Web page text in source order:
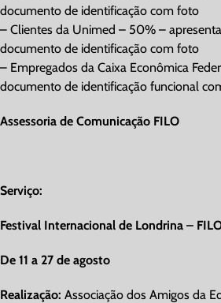
documento de identificação com foto
– Clientes da Unimed – 50% –
documento de identificação com foto
– Empregados da Caixa Econômica
documento de identificação funcional
Assessoria de Comunicação FILO
Serviço:
Festival Internacional de Londrina –
De 11 a 27 de agosto
Realização: Associação dos Amigos da